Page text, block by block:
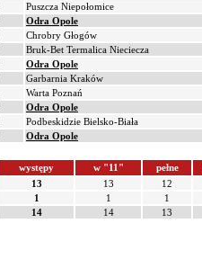
Puszcza Niepołomice
Odra Opole
Chrobry Głogów
Bruk-Bet Termalica Nieciecza
Odra Opole
Garbarnia Kraków
Warta Poznań
Odra Opole
Podbeskidzie Bielsko-Biała
Odra Opole
występy w "11" pełne
13 13 12
1 1 1
14 14 13